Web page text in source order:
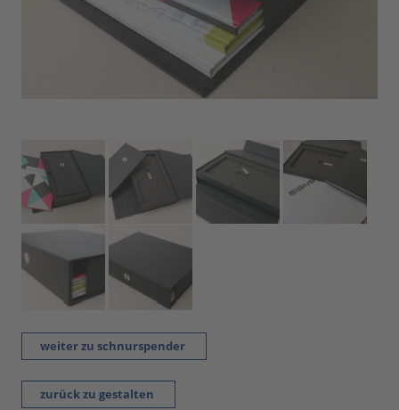
weiter zu schnurspender
zurück zu gestalten